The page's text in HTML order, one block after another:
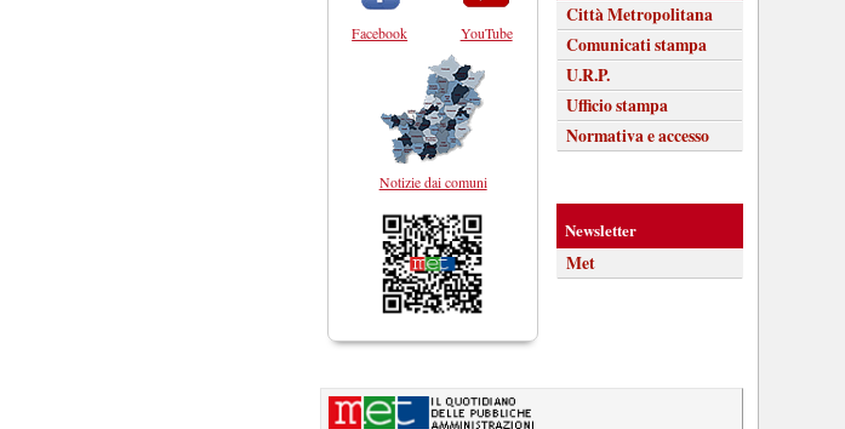
Facebook YouTube
Notizie dai comuni
Città Metropolitana
Comunicati stampa
U.R.P.
Ufficio stampa
Normativa e accesso
Newsletter
Met